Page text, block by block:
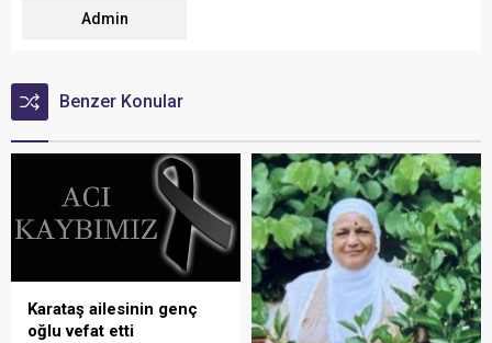
Admin
Benzer Konular
Karataş ailesinin genç
oğlu vefat etti